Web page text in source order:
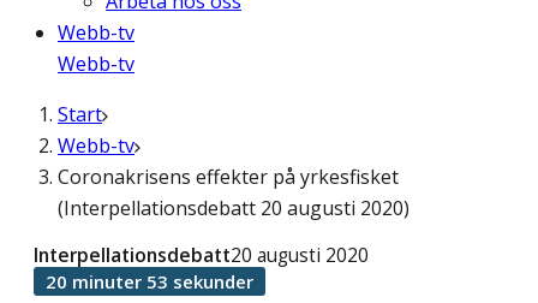
Webb-tv
Webb-tv
Start
Webb-tv
Coronakrisens effekter på yrkesfisket
(Interpellationsdebatt 20 augusti 2020)
Interpellationsdebatt20 augusti 2020
20 minuter 53 sekunder